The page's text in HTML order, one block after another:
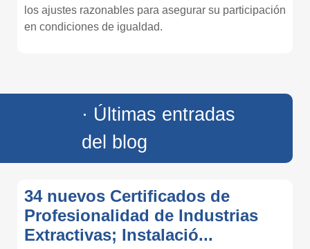
los ajustes razonables para asegurar su participación
en condiciones de igualdad.
· Últimas entradas
del blog
34 nuevos Certificados de
Profesionalidad de Industrias
Extractivas; Instalació...